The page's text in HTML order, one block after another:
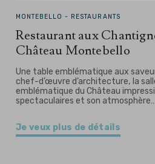
MONTEBELLO - RESTAURANTS
Restaurant aux
Château Montebello
Une table emblématique aux
chef-d’œuvre d’architecture, la
emblématique du Château
spectaculaires et son atmosphère…
Je veux plus de détails